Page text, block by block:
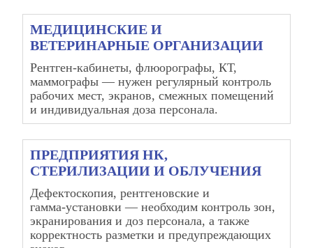
МЕДИЦИНСКИЕ И
ВЕТЕРИНАРНЫЕ ОРГАНИЗАЦИИ
Рентген‑кабинеты, флюорографы, КТ,
маммографы — нужен регулярный контроль
рабочих мест, экранов, смежных помещений
и индивидуальная доза персонала.
ПРЕДПРИЯТИЯ НК,
СТЕРИЛИЗАЦИИ И ОБЛУЧЕНИЯ
Дефектоскопия, рентгеновские и
гамма‑установки — необходим контроль зон,
экранирования и доз персонала, а также
корректность разметки и предупреждающих